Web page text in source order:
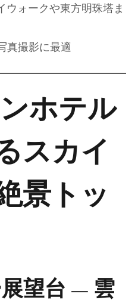
ォークや東方明珠塔ま
真撮影に最適
ホテル
スカイ
景トッ
望台 — 雲